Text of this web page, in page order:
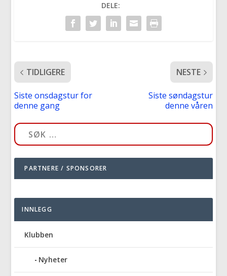
DELE:
TIDLIGERE
Siste onsdagstur for
denne gang
NESTE
Siste søndagstur
denne våren
PARTNERE / SPONSORER
INNLEGG
Klubben
Nyheter